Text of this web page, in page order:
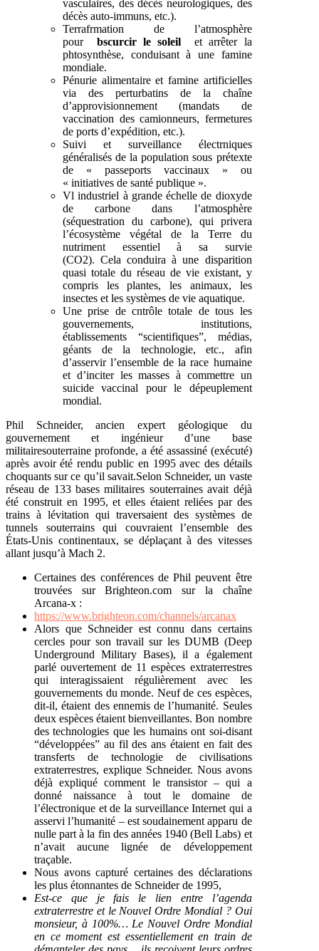
vasculaires, des décès neurologiques, des
décès auto-immuns, etc.).
Terrafrmation de l’atmosphère
pour bscurcir le soleil et arrêter la
phtosynthèse, conduisant à une famine
mondiale.
Pénurie alimentaire et famine artificielles
via des perturbatins de la chaîne
d’approvisionnement (mandats de
vaccination des camionneurs, fermetures
de ports d’expédition, etc.).
Suivi et surveillance électrniques
généralisés de la population sous prétexte
de « passeports vaccinaux » ou
« initiatives de santé publique ».
Vl industriel à grande échelle de dioxyde
de carbone dans l’atmosphère
(séquestration du carbone), qui privera
l’écosystème végétal de la Terre du
nutriment essentiel à sa survie
(CO2). Cela conduira à une disparition
quasi totale du réseau de vie existant, y
compris les plantes, les animaux, les
insectes et les systèmes de vie aquatique.
Une prise de cntrôle totale de tous les
gouvernements, institutions,
établissements “scientifiques”, médias,
géants de la technologie, etc., afin
d’asservir l’ensemble de la race humaine
et d’inciter les masses à commettre un
suicide vaccinal pour le dépeuplement
mondial.
Phil Schneider, ancien expert géologique du
gouvernement et ingénieur d’une base
militairesouterraine profonde, a été assassiné (exécuté)
après avoir été rendu public en 1995 avec des détails
choquants sur ce qu’il savait.Selon Schneider, un vaste
réseau de 133 bases militaires souterraines avait déjà
été construit en 1995, et elles étaient reliées par des
trains à lévitation qui traversaient des systèmes de
tunnels souterrains qui couvraient l’ensemble des
États-Unis continentaux, se déplaçant à des vitesses
allant jusqu’à Mach 2.
Certaines des conférences de Phil peuvent être
trouvées sur Brighteon.com sur la chaîne
Arcana-x :
https://www.brighteon.com/channels/arcanax
Alors que Schneider est connu dans certains
cercles pour son travail sur les DUMB (Deep
Underground Military Bases), il a également
parlé ouvertement de 11 espèces extraterrestres
qui interagissaient régulièrement avec les
gouvernements du monde. Neuf de ces espèces,
dit-il, étaient des ennemis de l’humanité. Seules
deux espèces étaient bienveillantes. Bon nombre
des technologies que les humains ont soi-disant
“développées” au fil des ans étaient en fait des
transferts de technologie de civilisations
extraterrestres, explique Schneider. Nous avons
déjà expliqué comment le transistor – qui a
donné naissance à tout le domaine de
l’électronique et de la surveillance Internet qui a
asservi l’humanité – est soudainement apparu de
nulle part à la fin des années 1940 (Bell Labs) et
n’avait aucune lignée de développement
traçable.
Nous avons capturé certaines des déclarations
les plus étonnantes de Schneider de 1995,
Est-ce que je fais le lien entre l’agenda
extraterrestre et le Nouvel Ordre Mondial ? Oui
monsieur, à 100%… Le Nouvel Ordre Mondial
en ce moment est essentiellement en train de